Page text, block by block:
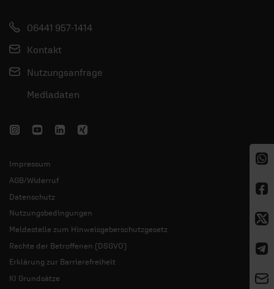
06441 957-1414
Kontakt
Nutzungsanfrage
Mediadaten
Impressum
AGB/Widerruf
Datenschutz
Nutzungsbedingungen
Meldestelle zum Hinweisgeberschutzgesetz
Rechte der Betroffenen (DSGVO)
Erklärung zur Barrierefreiheit
KI Grundsätze